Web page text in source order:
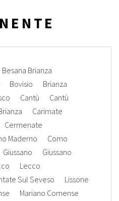
Besana Brianza
Bovisio
Brianza
Cantù
Cantù
Carimate
Cermenate
Maderno
Como
Giussano
Giussano
Lecco
Sul Seveso
Lissone
Mariano Comense